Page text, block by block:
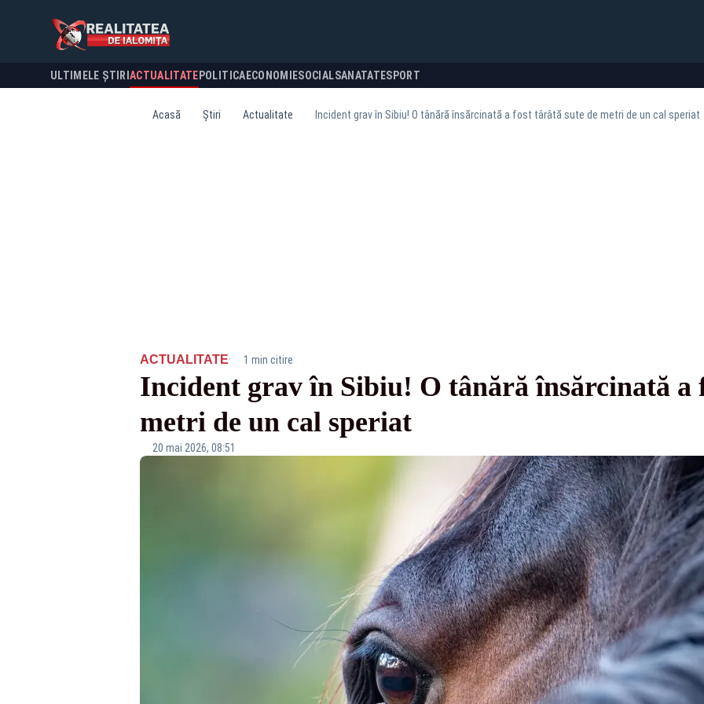
ULTIMELE ȘTIRI ACTUALITATE POLITICA ECONOMIESOCIALSANATATESPORT
Acasă Știri Actualitate Incident grav în Sibiu! O tânără însărcinată a fost târâtă sute de metri de un cal speriat
ACTUALITATE· 1 min citire
Incident grav în Sibiu! O tânără însărcinată a
metri de un cal speriat
20 mai 2026, 08:51